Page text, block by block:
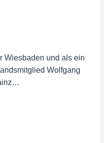
Wiesbaden und als ein
Wolfgang